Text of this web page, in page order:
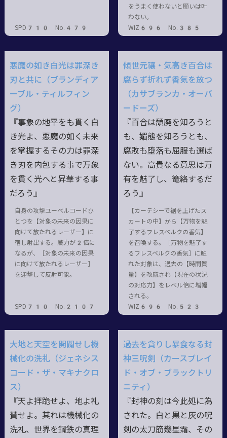
SPD710 No.479
をうまく使わないと願いは叶
わない。
WIZ696 No.385
悪魔の如き白光は罪深き
刃と共に（ブランディア
ーブル・ティルフィン
グ）
『事象の地平をも貫く白
き光よ、悪魔の如く未来
を掌握するその力は罪深
き刃を内包する事で万象
を貫く光へと昇華する事
だろう』
自身の攻撃ユーベルコードひ
とつを【対象の未来の因果に
向けて放たれるレーザー】に
宿し射出する。威力が2倍に
なるが、［対象の未来の因果
に向けて放たれるレーザー］
を迎撃して反射可能。
SPD710 No.2107
傾世元禳・気高き百合は
腐らず折れず香気を放つ
（カサブランカ・オーバ
ードーズ）
『百合は頽廃を知ろうと
も、媚態を知ろうとも、
腐敗も堕落も屈服も選ば
ない。高貴なる意思は万
有を魅了し、篭絡するだ
ろう』
【カーテシーで裾を上げたス
カートの中】から【万物を魅
了するフレスベルクの香気】
を召喚する。［万物を魅了す
るフレスベルクの香気］に触
れた対象は、過去の【時間質
量】を改竄され【現在の状況
の対応力】をレベル倍に増幅
される。
WIZ696 No.523
大地と天空を開闢せし機
械化の洗礼（ジェネシス
コード・ザ・マキナクロ
ス）
『天よ拝跪せよ、地よ礼
賛せよ。其れは機械化の
洗礼、世界を鋼鉄の真理
過去を貪りし暴食なる封
神三呪剣（カースブレイ
ド・オブ・ブラックトリ
ニティ）
『封神の刻は今此処に為
された。白と黒と灰の呪
剣の太刀筋幾星霜、その